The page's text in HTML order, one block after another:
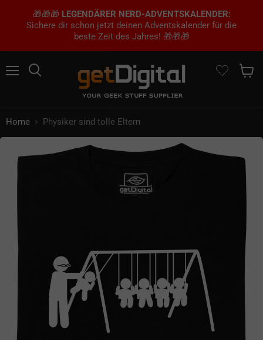
🎁🎁🎁 LEGENDÄRER NERD-ADVENTSKALENDER:
Sichere dir schon jetzt deinen Adventskalender für die
beste Zeit des Jahres! 🎁🎁🎁
Home Physiker sind tolle Eltern